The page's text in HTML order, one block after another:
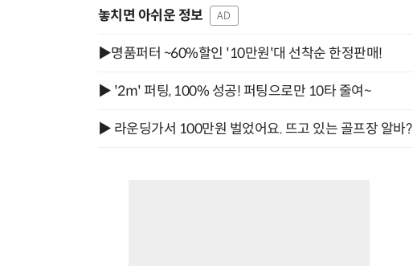
놓치면 아쉬운 정보 AD
▶명품퍼터 ~60%할인 '10만원'대 선착순 한정판매!
▶ '2m' 퍼팅, 100% 성공! 퍼팅으로만 10타 줄여~
▶ 라운딩가서 100만원 벌었어요. 뜨고 있는 골프장 알바?